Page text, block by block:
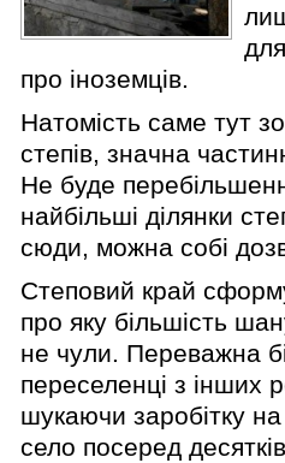
про іноземців.
Натомість саме тут
степів, значна
Не буде
найбільші ділянки
сюди, можна собі
Степовий край
про яку більшість
не чули. Переважна
переселенці з інших
шукаючи заробітку
село посеред